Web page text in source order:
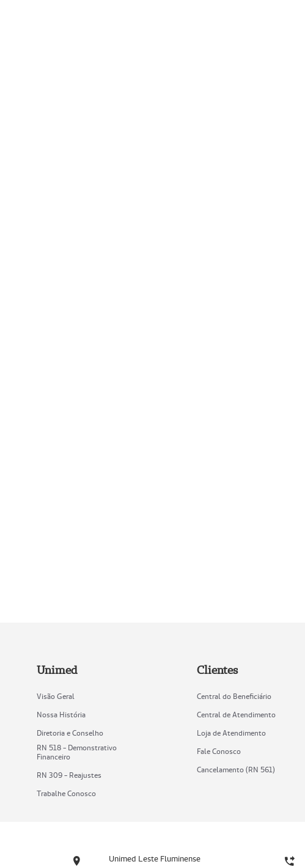
Unimed
Visão Geral
Nossa História
Diretoria e Conselho
RN 518 - Demonstrativo
Financeiro
RN 309 - Reajustes
Trabalhe Conosco
Clientes
Central do Beneficiário
Central de Atendimento
Loja de Atendimento
Fale Conosco
Cancelamento (RN 561)
Unimed Leste Fluminense